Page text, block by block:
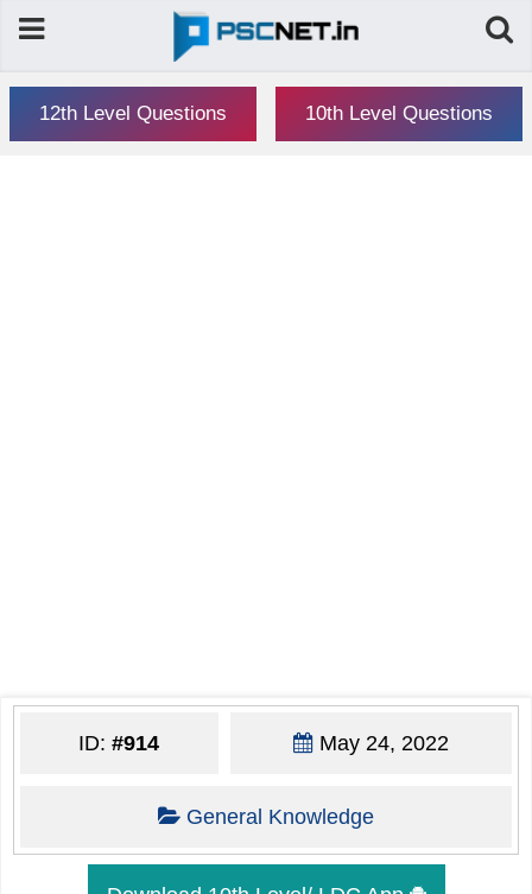
12th Level Questions 10th Level Questions
ID:#914 May 24, 2022
General Knowledge